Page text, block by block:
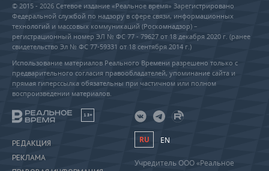
© 2015 - 2026 Сетевое издание «Реальное время» Зарегистрировано
Федеральной службой по надзору в сфере связи, информационных
технологий и массовых коммуникаций (Роскомнадзор) –
регистрационный номер ЭЛ № ФС 77 - 79627 от 18 декабря 2020 г. (ранее
свидетельство Эл № ФС 77-59331 от 18 сентября 2014 г.)
Использование материалов Реального Времени разрешено только с
предварительного согласия правообладателей, упоминание сайта и
прямая гиперссылка обязательны при частичном или полном
воспроизведении материалов.
18+
РЕДАКЦИЯ
РЕКЛАМА
RU EN
Учредитель ООО «Реальное